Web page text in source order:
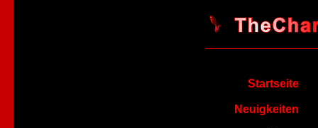
Startseite
Neuigkeiten